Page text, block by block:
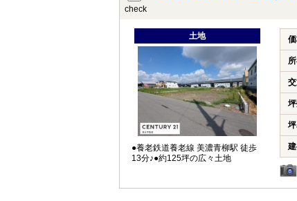
check
土地
●養老鉄道養老線 美濃青柳駅 徒歩
13分♪●約125坪の広々土地